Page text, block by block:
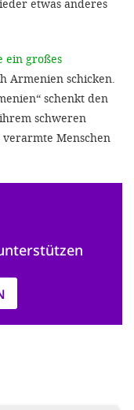
etwas anderes
ein großes
Armenien schicken.
schenkt den
schweren
Menschen